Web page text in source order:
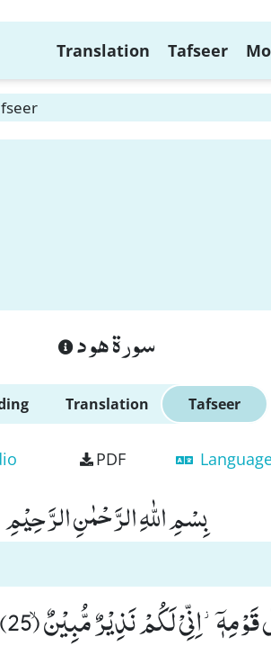
Translation Tafseer
سورة هود
Translation Tafseer
PDF
بِسْمِ اللّٰهِ الرَّحْمٰنِ الرَّحِیْمِ
قَوْمِهٖۤ٘-اِنِّیْ لَكُمْ نَذِیْرٌ مُّبِیْنٌۙ (25)